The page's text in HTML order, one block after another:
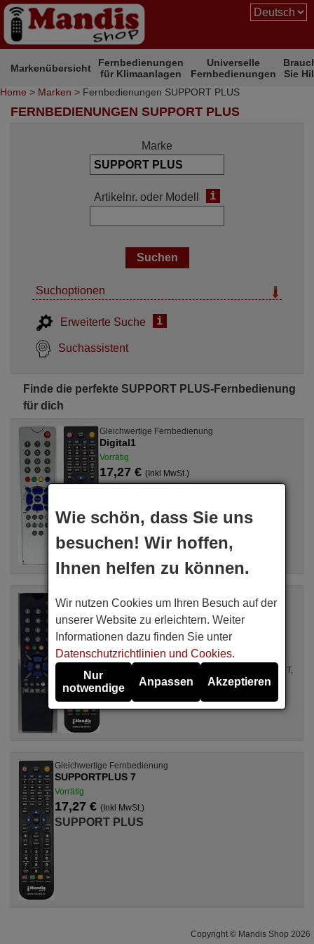
Markenübersicht
Fernbedienungen
für Klimaanlagen
Universelle
Fernbedienungen
Sie
Home > Marken > Fernbedienungen SUPPORT PLUS
FERNBEDIENUNGEN SUPPORT PLUS
Marke
Artikelnr. oder Modell i
Suchoptionen
Erweiterte Suche i
Suchassistent
Finde die perfekte SUPPORT PLUS-Fernbedienung
für dich
Gleichwertige Fernbedienung
Digital1
Vorrätig
17,27 €(Inkl MwSt.)
SUPPORT PLUS
Gleichwertige Fernbedienung
TM3602
Vorrätig
17,27 €(Inkl MwSt.)
SUPPORT PLUS
Für BST 2104, 70 BSA 06, CEPMC14T, CEP2110T,
C14PTX, C1TXR, C 20 BG 2 TXN, C28CW3TX,
CM20MNTX, CM20TXT, CM28SWTX,
CM32SWTX, ...
Gleichwertige Fernbedienung
SUPPORTPLUS 7
Vorrätig
17,27 € (Inkl MwSt.)
SUPPORT PLUS
Copyright © Mandis Shop 2026
Wie schön, dass Sie uns
besuchen! Wir hoffen,
Ihnen helfen zu können.
Wir nutzen Cookies um Ihren Besuch auf der
unserer Website zu erleichtern. Weiter
Informationen dazu finden Sie unter
Datenschutzrichtlinien und Cookies.
Nur
notwendige
Anpassen Akzeptieren